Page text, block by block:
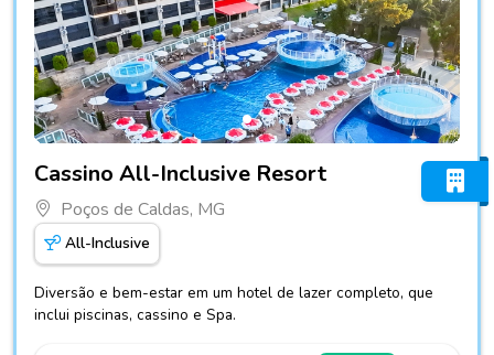
Cassino All-Inclusive Resort
Poços de Caldas, MG
All-Inclusive
Diversão e bem-estar em um hotel de lazer completo, que
inclui piscinas, cassino e Spa.